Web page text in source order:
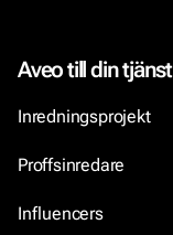
Aveo till din tjänst
Inredningsprojekt
Proffsinredare
Influencers